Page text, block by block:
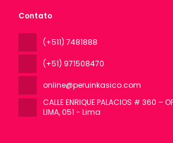
Contato
(+511) 7481888
(+51) 971508470
online@peruinkasico.com
CALLE ENRIQUE PALACIOS # 360 –
LIMA, 051 - Lima